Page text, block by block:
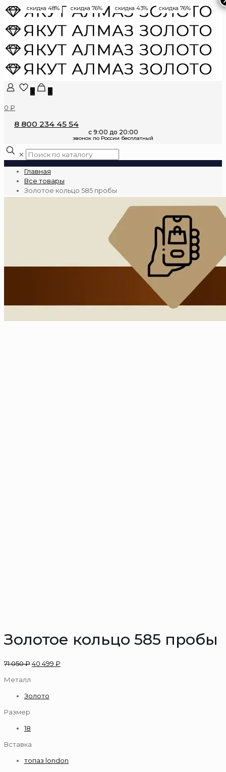
0
0
0 ₽
8 800 234 45 54
✕
Главная
Все товары
Золотое кольцо 585 пробы
Золотое кольцо 585 пробы
71 050₽40 499 ₽
Металл
Золото
Размер
18
Вставка
топаз london
скидка 48% скидка 76% скидка 43% скидка 76%